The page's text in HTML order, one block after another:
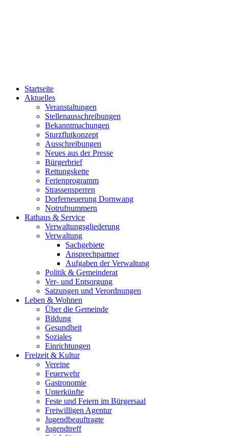
Startseite
Aktuelles
Veranstaltungen
Stellenausschreibungen
Bekanntmachungen
Sturzflutkonzept
Ausschreibungen
Neues aus der Presse
Bürgerbrief
Rettungskette
Ferienprogramm
Strassensperren
Dorferneuerung Dornwang
Notrufnummern
Rathaus & Service
Verwaltungsgliederung
Verwaltung
Sachgebiete
Ansprechpartner
Aufgaben der Verwaltung
Politik & Gemeinderat
Ver- und Entsorgung
Satzungen und Verordnungen
Leben & Wohnen
Über die Gemeinde
Bildung
Gesundheit
Soziales
Einrichtungen
Freizeit & Kultur
Vereine
Feuerwehr
Gastronomie
Unterkünfte
Feste und Feiern im Bürgersaal
Freiwilligen Agentur
Jugendbeauftragte
Jugendtreff